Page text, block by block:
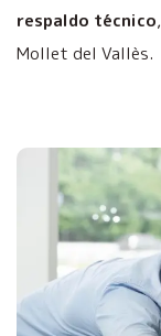
respaldo técnico
Mollet del Vallès.